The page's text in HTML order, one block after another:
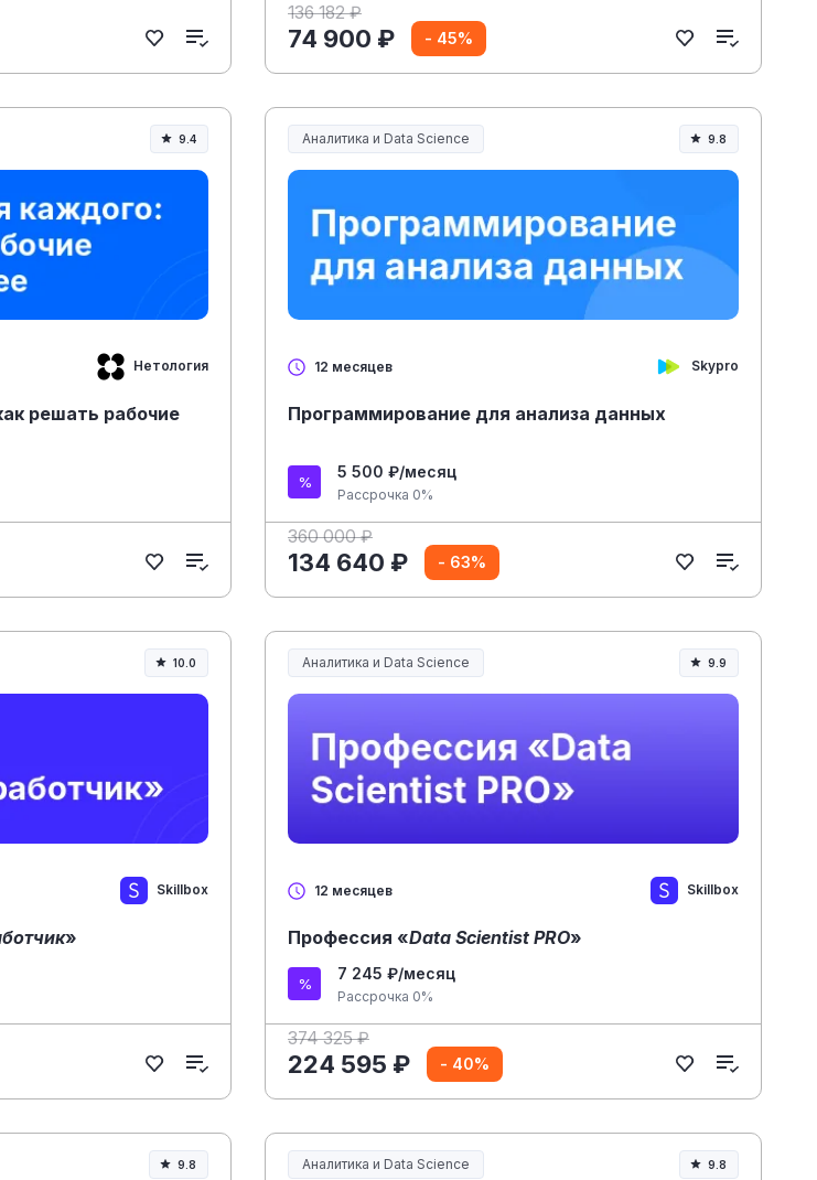
136 182 ₽
74 900 ₽ - 45%
9.4
Нетология
решать рабочие
Аналитика и Data Science 9.8
12 месяцев Skypro
Программирование для анализа данных
5 500 ₽/месяц
Рассрочка 0%
360 000 ₽
134 640 ₽ - 63%
10.0
Skillbox
»
Аналитика и Data Science 9.9
12 месяцев Skillbox
Профессия «Data Scientist PRO»
7 245 ₽/месяц
Рассрочка 0%
374 325 ₽
224 595 ₽ - 40%
9.8 Аналитика и Data Science 9.8